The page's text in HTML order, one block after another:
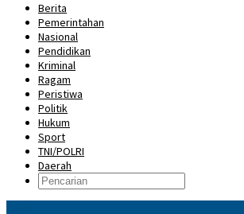
Berita
Pemerintahan
Nasional
Pendidikan
Kriminal
Ragam
Peristiwa
Politik
Hukum
Sport
TNI/POLRI
Daerah